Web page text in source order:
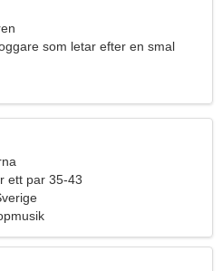
som letar efter en smal
ett par 35-43